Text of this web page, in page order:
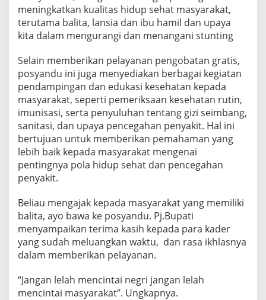
meningkatkan kualitas hidup sehat masyarakat,
terutama balita, lansia dan ibu hamil dan upaya
kita dalam mengurangi dan menangani stunting
Selain memberikan pelayanan pengobatan gratis,
posyandu ini juga menyediakan berbagai kegiatan
pendampingan dan edukasi kesehatan kepada
masyarakat, seperti pemeriksaan kesehatan rutin,
imunisasi, serta penyuluhan tentang gizi seimbang,
sanitasi, dan upaya pencegahan penyakit. Hal ini
bertujuan untuk memberikan pemahaman yang
lebih baik kepada masyarakat mengenai
pentingnya pola hidup sehat dan pencegahan
penyakit.
Beliau mengajak kepada masyarakat yang memiliki
balita, ayo bawa ke posyandu. Pj.Bupati
menyampaikan terima kasih kepada para kader
yang sudah meluangkan waktu, dan rasa ikhlasnya
dalam memberikan pelayanan.
“Jangan lelah mencintai negri jangan lelah
mencintai masyarakat”. Ungkapnya.